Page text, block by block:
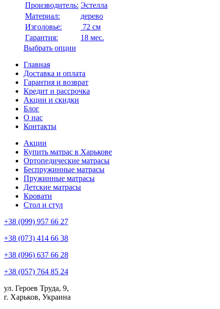
Производитель: Эстелла
Материал:
дерево
Изголовье:
72 см
Гарантия:
18 мес.
Выбрать опции
Главная
Доставка и оплата
Гарантия и возврат
Кредит и рассрочка
Акции и скидки
Блог
О нас
Контакты
Акции
Купить матрас в Харькове
Ортопедические матрасы
Беспружинные матрасы
Пружинные матрасы
Детские матрасы
Кровати
Стол и стул
+38 (099) 957 66 27
+38 (073) 414 66 38
+38 (096) 637 66 28
+38 (057) 764 85 24
ул. Героев Труда, 9,
г. Харьков, Украина